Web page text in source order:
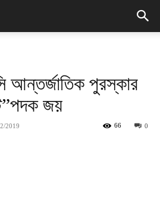
আন্তর্জাতিক পুরস্কার
জয়
2019 0
66